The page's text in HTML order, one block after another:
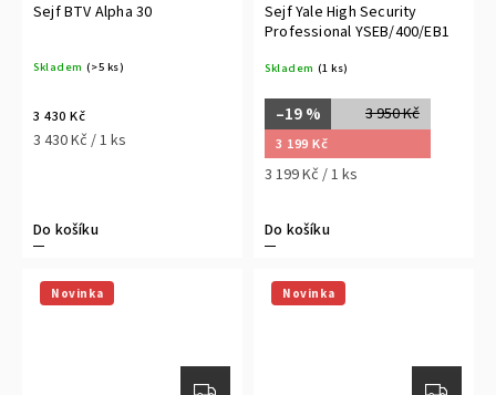
Sejf BTV Alpha 30
Skladem (>5 ks)
3 430 Kč
3 430 Kč / 1 ks
Do košíku
Sejf Yale High Security
Professional YSEB/400/EB1
Skladem (1 ks)
3 950 Kč
–19 %
3 199 Kč
3 199 Kč / 1 ks
Do košíku
Novinka Novinka